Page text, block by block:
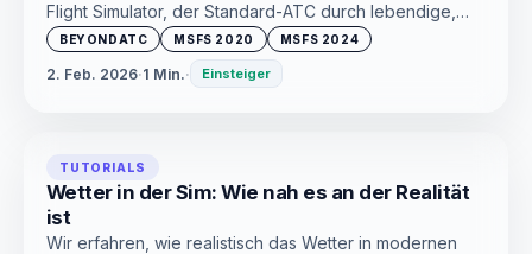
Flight Simulator, der Standard-ATC durch lebendige,
logische und realistische Kommunikation ersetzt. Keine
Langeweile und identische Phrasen mehr – einfach
echte Luftfahrt-Atmosphäre.
BEYONDATC MSFS 2020 MSFS 2024
2. Feb. 2026·1 Min.· Einsteiger
TUTORIALS
Wetter in der Sim: Wie nah es an der Realität
ist
Wir erfahren, wie realistisch das Wetter in modernen